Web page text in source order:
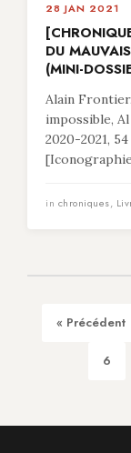
28 JAN 2021
DU
(MINI-
Alain
impossible,
2020-2021,
in chroniques,
« Précédent
6